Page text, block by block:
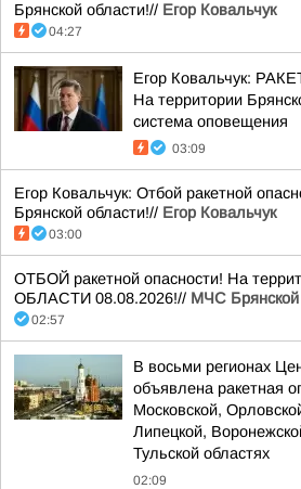
Брянской области!// Егор Ковальчук
04:27
Егор Ковальчук:
На территории
система оповещения
03:09
Егор Ковальчук: Отбой ракетной
Брянской области!// Егор Ковальчук
03:00
ОТБОЙ ракетной опасности! На
ОБЛАСТИ 08.08.2026!// МЧС Брянской
02:57
В восьми регионах
объявлена ракетная
Московской,
Липецкой,
Тульской областях
02:09